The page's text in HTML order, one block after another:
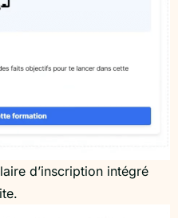
d’inscription intégré